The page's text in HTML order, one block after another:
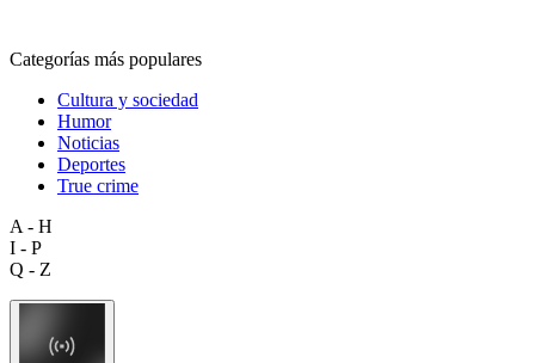
Categorías más populares
Cultura y sociedad
Humor
Noticias
Deportes
True crime
A - H
I - P
Q - Z